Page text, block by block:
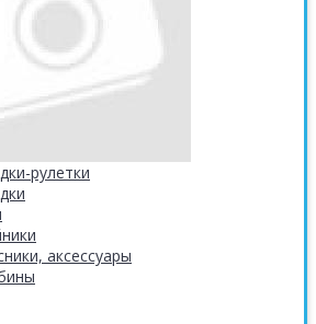
рулетки
аксессуары